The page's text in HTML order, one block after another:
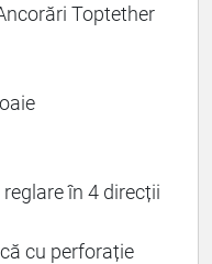
Toptether
în 4 direcții
cu perforație